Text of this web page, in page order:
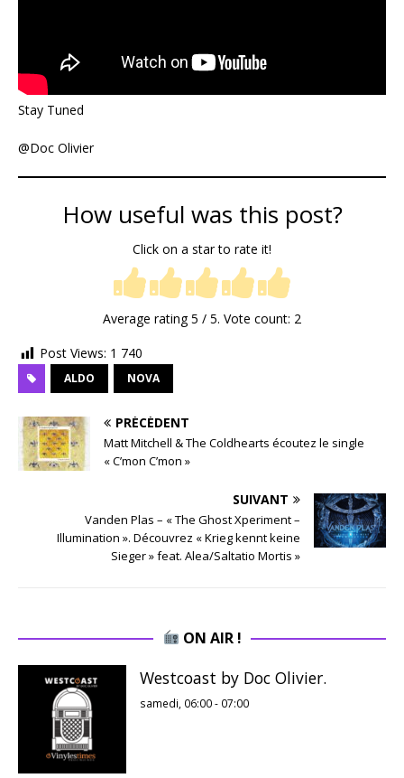
Stay Tuned
@Doc Olivier
How useful was this post?
Click on a star to rate it!
Average rating5 / 5. Vote count: 2
Post Views: 1 740
ALDO NOVA
PRÉCÉDENT
Matt Mitchell & The Coldhearts écoutez le single
« C’mon C’mon »
SUIVANT
Vanden Plas – « The Ghost Xperiment –
Illumination ». Découvrez « Krieg kennt keine
Sieger » feat. Alea/Saltatio Mortis »
ON AIR !
Westcoast by Doc Olivier.
samedi, 06:00- 07:00